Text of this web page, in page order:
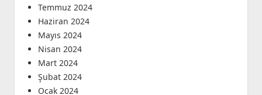
Temmuz 2024
Haziran 2024
Mayıs 2024
Nisan 2024
Mart 2024
Şubat 2024
Ocak 2024